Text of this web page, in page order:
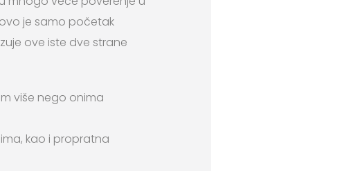
je samo početak
ove iste dve strane
više nego onima
kao i propratna